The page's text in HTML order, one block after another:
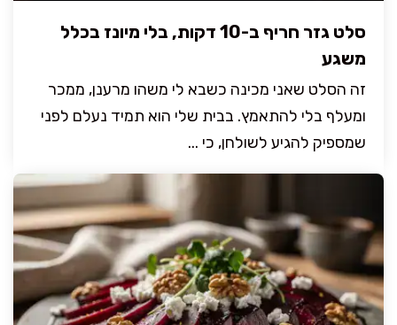
סלט גזר חריף ב-10 דקות, בלי מיונז בכלל
משגע
זה הסלט שאני מכינה כשבא לי משהו מרענן, ממכר
ומעלף בלי להתאמץ. בבית שלי הוא תמיד נעלם לפני
שמספיק להגיע לשולחן, כי ...